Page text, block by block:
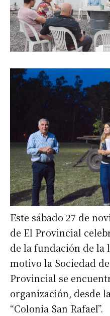
Este sábado 27 de
de El Provincial
de la fundación de la
motivo la Sociedad
Provincial se
organización, desde
“Colonia San Rafael”.